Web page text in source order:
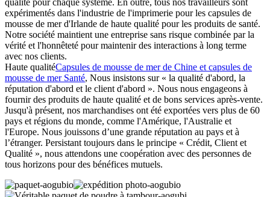
qualité pour chaque système. En outre, tous nos travailleurs sont
expérimentés dans l'industrie de l'imprimerie pour les capsules de
mousse de mer d'Irlande de haute qualité pour les produits de santé.
Notre société maintient une entreprise sans risque combinée par la
vérité et l'honnêteté pour maintenir des interactions à long terme
avec nos clients.
Haute qualitéCapsules de mousse de mer de Chine et capsules de
mousse de mer Santé, Nous insistons sur « la qualité d'abord, la
réputation d'abord et le client d'abord ». Nous nous engageons à
fournir des produits de haute qualité et de bons services après-vente.
Jusqu'à présent, nos marchandises ont été exportées vers plus de 60
pays et régions du monde, comme l'Amérique, l'Australie et
l'Europe. Nous jouissons d’une grande réputation au pays et à
l’étranger. Persistant toujours dans le principe « Crédit, Client et
Qualité », nous attendons une coopération avec des personnes de
tous horizons pour des bénéfices mutuels.